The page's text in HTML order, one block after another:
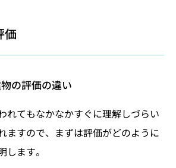
価
の評価の違い
れてもなかなかすぐに理解しづらい
ますので、まずは評価がどのように
ます。